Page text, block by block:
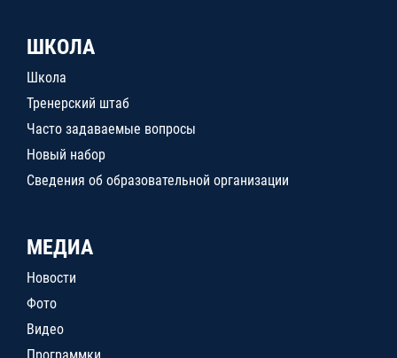
ШКОЛА
Школа
Тренерский штаб
Часто задаваемые вопросы
Новый набор
Сведения об образовательной организации
МЕДИА
Новости
Фото
Видео